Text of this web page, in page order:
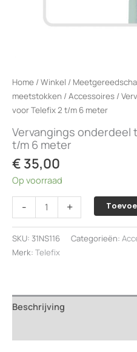
Home /Winkel /
meetstokken /Accessoires /
voor Telefix 2 t/m 6 meter
Vervangings onderdeel
t/m 6 meter
€ 35,00
Op voorraad
-
Vervangings
onderdeel
top-
eind
voor
t/m
6
aantal
+
SKU: 31NS116 Categorieën:
Merk: Telefix
Beschrijving